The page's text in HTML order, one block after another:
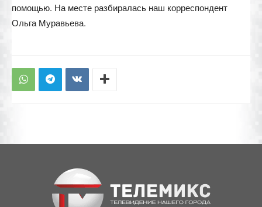
помощью. На месте разбиралась наш корреспондент
Ольга Муравьева.